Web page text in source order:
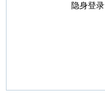
隐身登录